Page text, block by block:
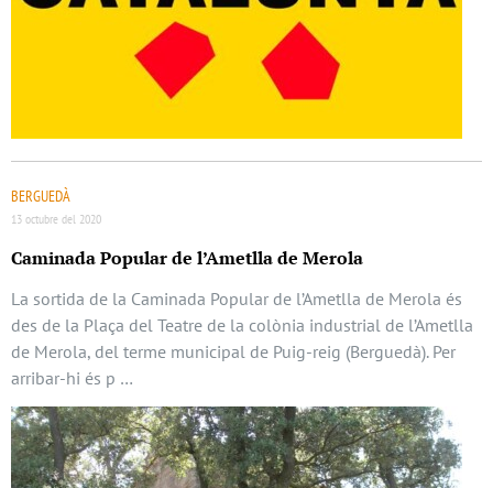
BERGUEDÀ
13 octubre del 2020
Caminada Popular de l’Ametlla de Merola
La sortida de la Caminada Popular de l’Ametlla de Merola és
des de la Plaça del Teatre de la colònia industrial de l’Ametlla
de Merola, del terme municipal de Puig-reig (Berguedà). Per
arribar-hi és p …